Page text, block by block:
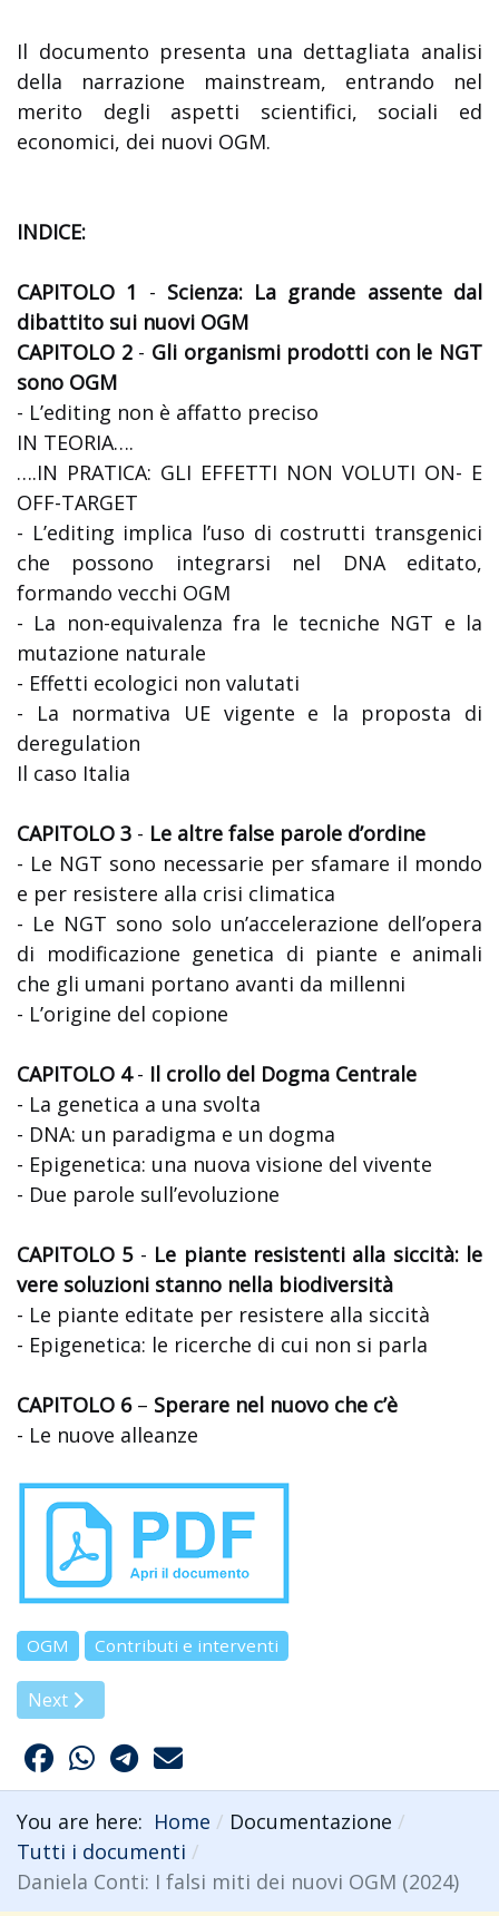
Il documento presenta una dettagliata analisi
della narrazione mainstream, entrando nel
merito degli aspetti scientifici, sociali ed
economici, dei nuovi OGM.
INDICE:
CAPITOLO 1 - Scienza: La grande assente dal
dibattito sui nuovi OGM
CAPITOLO 2- Gli organismi prodotti con le NGT
sono OGM
- L’editing non è affatto preciso
IN TEORIA….
….IN PRATICA: GLI EFFETTI NON VOLUTI ON- E
OFF-TARGET
- L’editing implica l’uso di costrutti transgenici
che possono integrarsi nel DNA editato,
formando vecchi OGM
- La non-equivalenza fra le tecniche NGT e la
mutazione naturale
- Effetti ecologici non valutati
- La normativa UE vigente e la proposta di
deregulation
Il caso Italia
CAPITOLO 3 - Le altre false parole d’ordine
- Le NGT sono necessarie per sfamare il mondo
e per resistere alla crisi climatica
- Le NGT sono solo un’accelerazione dell’opera
di modificazione genetica di piante e animali
che gli umani portano avanti da millenni
- L’origine del copione
CAPITOLO 4- Il crollo del Dogma Centrale
- La genetica a una svolta
- DNA: un paradigma e un dogma
- Epigenetica: una nuova visione del vivente
- Due parole sull’evoluzione
CAPITOLO 5- Le piante resistenti alla siccità: le
vere soluzioni stanno nella biodiversità
- Le piante editate per resistere alla siccità
- Epigenetica: le ricerche di cui non si parla
CAPITOLO 6– Sperare nel nuovo che c’è
- Le nuove alleanze
OGM Contributi e interventi
Next article: Dossier Stop pesticidi nel piatto (2024)
Next
You are here: Home
Documentazione
Tutti i documenti
Daniela Conti: I falsi miti dei nuovi OGM (2024)